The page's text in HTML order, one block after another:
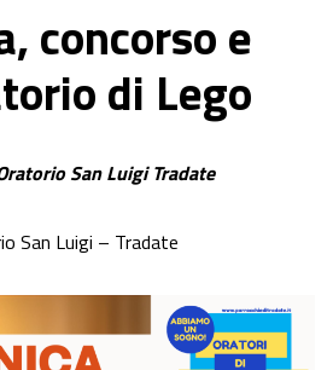
concorso e
di Lego
San Luigi Tradate
San Luigi – Tradate